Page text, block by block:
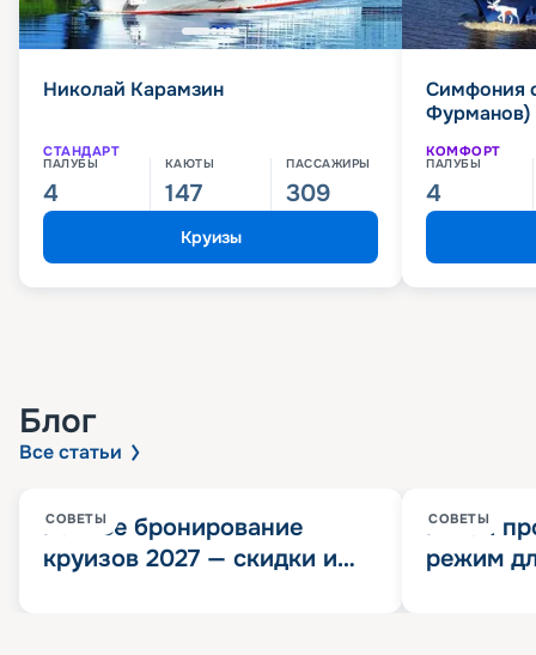
Николай Карамзин
СТАНДАРТ
ПАЛУБЫ
4
КАЮТЫ
147
ПАССАЖИРЫ
309
Круизы
Симфония
Фурманов)
КОМФОРТ
ПАЛУБЫ
4
Блог
Все статьи
СОВЕТЫ
Раннее бронирование
круизов 2027 — скидки и
СОВЕТЫ
Китай
режим